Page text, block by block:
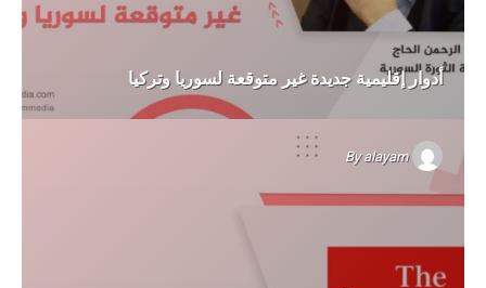
أدوار إقليمية جديدة غير متوقعة لسوريا وتركيا
Byalayam